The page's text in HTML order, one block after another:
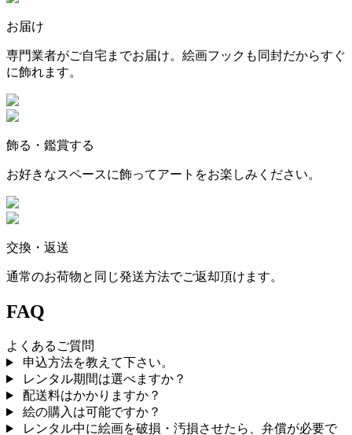
お届け
専門業者がご自宅までお届け。絵画フックも同封だからすぐ
に飾れます。
飾る・鑑賞する
お好きなスペースに飾ってアートをお楽しみください。
交換・返送
通常のお荷物と同じ発送方法でご返却頂けます。
FAQ
よくあるご質問
申込方法を教えて下さい。
レンタル期間は選べますか？
配送料はかかりますか？
絵の購入は可能ですか？
レンタル中に絵画を破損・汚損させたら、弁償が必要で